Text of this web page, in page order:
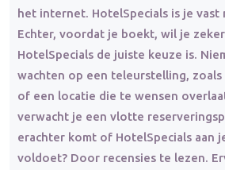
het internet. HotelSpecials is je vast
Echter, voordat je boekt, wil je
HotelSpecials de juiste keuze is.
wachten op een teleurstelling,
of een locatie die te wensen
verwacht je een vlotte
erachter komt of HotelSpecials aan
voldoet? Door recensies te lezen.